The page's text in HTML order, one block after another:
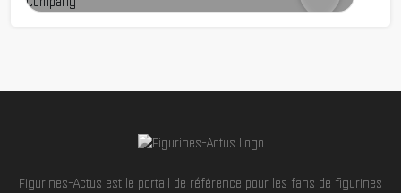
Figurines-Actus est le portail de référence pour les fans de figurines